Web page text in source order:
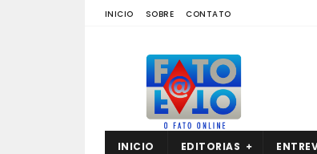
INICIO SOBRE CONTATO
INICIO EDITORIAS